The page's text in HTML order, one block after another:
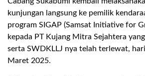
kunjungan langsung ke pemilik
program SIGAP (Samsat Initiative for
kepada PT Kujang Mitra Sejahtera
serta SWDKLLJ nya telah terlewat,
Maret 2025.